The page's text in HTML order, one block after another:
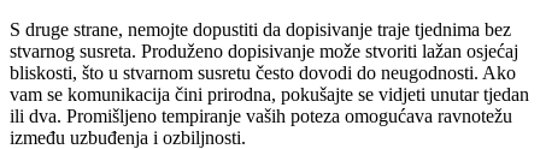
S druge strane, nemojte dopustiti da dopisivanje traje tjednima bez
stvarnog susreta. Produženo dopisivanje može stvoriti lažan osjećaj
bliskosti, što u stvarnom susretu često dovodi do neugodnosti. Ako
vam se komunikacija čini prirodna, pokušajte se vidjeti unutar tjedan
ili dva. Promišljeno tempiranje vaših poteza omogućava ravnotežu
između uzbuđenja i ozbiljnosti.